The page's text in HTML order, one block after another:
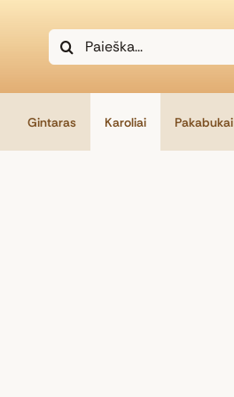
Search
for:
Gintaras Karoliai Pakabukai